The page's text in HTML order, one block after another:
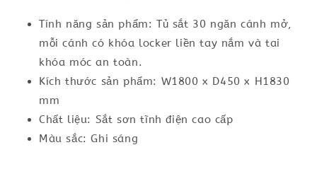
Tính năng sản phẩm: Tủ sắt 30 ngăn cánh mở,
mỗi cánh có khóa locker liền tay nắm và tai
khóa móc an toàn.
Kích thước sản phẩm: W1800 x D450 x H1830
mm
Chất liệu: Sắt sơn tĩnh điện cao cấp
Màu sắc: Ghi sáng